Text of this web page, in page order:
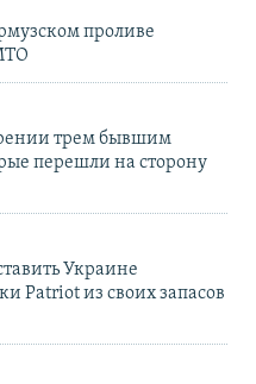
проливе
трем бывшим
перешли на сторону
Украине
Patriot из своих запасов